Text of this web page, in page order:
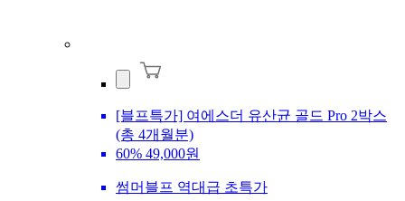
[블프특가] 여에스더 유산균 골드 Pro 2박스
(총 4개월분)
60% 49,000원
썸머블프 역대급 초특가